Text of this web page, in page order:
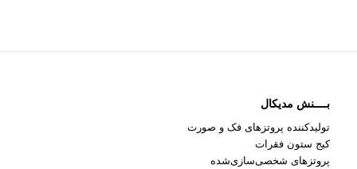
بــــنش مدیکال
تولیدکننده پروتزهای فک و صورت
کیج ستون فقرات
پروتزهای شخصی‌سازی‌شده